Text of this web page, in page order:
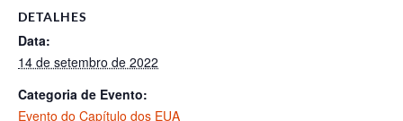
DETALHES
Data:
14 de setembro de 2022
Categoria de Evento:
Evento do Capítulo dos EUA